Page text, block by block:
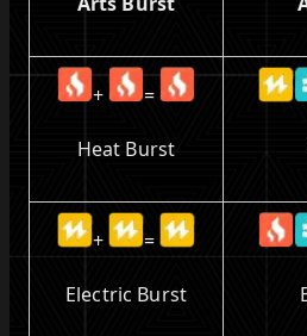
+ =
Heat Burst
+ =
Electric Burst